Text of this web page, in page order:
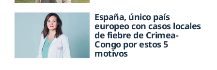
España, único país
europeo con casos locales
de fiebre de Crimea-
Congo por estos 5
motivos